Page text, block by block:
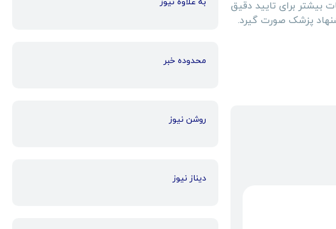
بیشتر برای تایید دقیق
پزشک صورت گیرد.
محدوده خبر
روشن نیوز
دیناز نیوز